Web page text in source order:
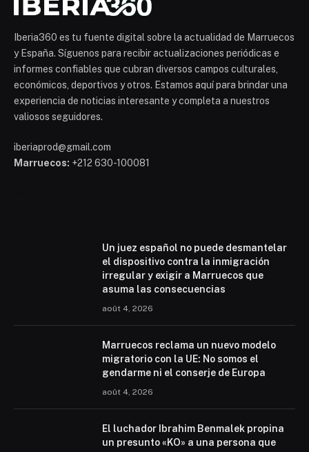
Iberia360 es tu fuente digital sobre la actualidad de Marruecos
y España. Síguenos para recibir actualizaciones periódicas e
informes confiables que cubran diversos campos culturales,
económicos, deportivos y otros. Estamos aquí para brindar una
experiencia de noticias interesante y completa a nuestros
valiosos seguidores.
iberiaprod@gmail.com
Marruecos: +212 630-100081
Un juez español no puede desmantelar
el dispositivo contra la inmigración
irregular y exigir a Marruecos que
asuma las consecuencias
août 4, 2026
Marruecos reclama un nuevo modelo
migratorio con la UE: No somos el
gendarme ni el conserje de Europa
août 4, 2026
El luchador Ibrahim Benmalek propina
un presunto «KO» a una persona que